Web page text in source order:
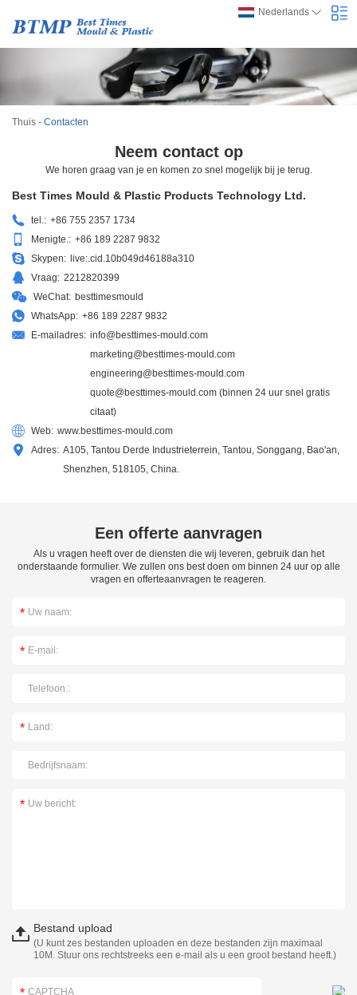
Nederlands
Thuis - Contacten
Neem contact op
We horen graag van je en komen zo snel mogelijk bij je terug.
Best Times Mould & Plastic Products Technology Ltd.
tel.: +86 755 2357 1734
Menigte.: +86 189 2287 9832
Skypen: live:.cid.10b049d46188a310
Vraag: 2212820399
WeChat: besttimesmould
WhatsApp: +86 189 2287 9832
E-mailadres: info@besttimes-mould.com
marketing@besttimes-mould.com
engineering@besttimes-mould.com
quote@besttimes-mould.com (binnen 24 uur snel gratis
citaat)
Web: www.besttimes-mould.com
Adres: A105, Tantou Derde Industrieterrein, Tantou, Songgang, Bao'an,
Shenzhen, 518105, China.
Een offerte aanvragen
Als u vragen heeft over de diensten die wij leveren, gebruik dan het
onderstaande formulier. We zullen ons best doen om binnen 24 uur op alle
vragen en offerteaanvragen te reageren.
Bestand upload
(U kunt zes bestanden uploaden en deze bestanden zijn maximaal
10M. Stuur ons rechtstreeks een e-mail als u een groot bestand heeft.)